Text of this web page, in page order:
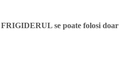
se poate folosi doar